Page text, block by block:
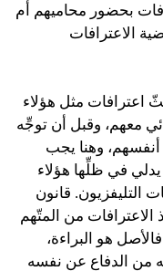
بحضور محاميهم أم
الاعترافات
اعترافات مثل هؤلاء
معهم، وقبل أن توجِّه
أنفسهم، وهنا يجب
في ظلِّها هؤلاء
التليفزيون. قانون
الاعترافات من المتّهم
هو البراءة،
من الدفاع عن نفسه